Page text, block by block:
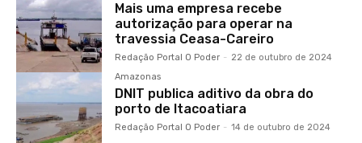
Mais uma empresa recebe
autorização para operar na
travessia Ceasa-Careiro
Redação Portal O Poder - 22 de outubro de 2024
Amazonas
DNIT publica aditivo da obra do
porto de Itacoatiara
Redação Portal O Poder - 14 de outubro de 2024